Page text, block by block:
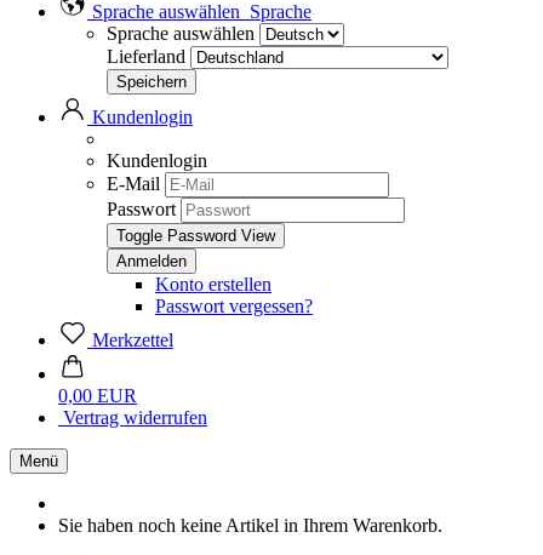
Sprache auswählen Sprache
Sprache auswählen
Lieferland
Kundenlogin
Kundenlogin
E-Mail
Passwort
Toggle Password View
Konto erstellen
Passwort vergessen?
Merkzettel
0,00 EUR
Vertrag widerrufen
Menü
Sie haben noch keine Artikel in Ihrem Warenkorb.